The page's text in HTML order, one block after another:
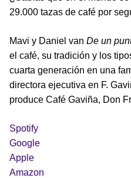
29.000 tazas de café por
Mavi y Daniel van De un
el café, su tradición y los
cuarta generación en una
directora ejecutiva en F.
produce Café Gaviña, Don
Spotify
Google
Apple
Amazon